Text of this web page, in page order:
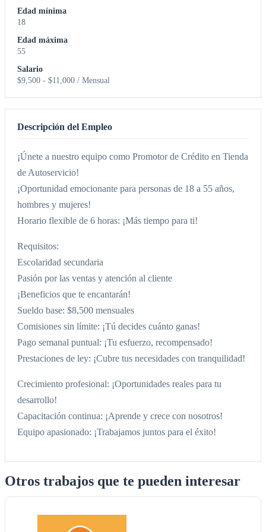
Edad mínima
18
Edad máxima
55
Salario
$9,500 - $11,000 / Mensual
Descripción del Empleo
¡Únete a nuestro equipo como Promotor de Crédito en Tienda
de Autoservicio!
¡Oportunidad emocionante para personas de 18 a 55 años,
hombres y mujeres!
Horario flexible de 6 horas: ¡Más tiempo para ti!
Requisitos:
Escolaridad secundaria
Pasión por las ventas y atención al cliente
¡Beneficios que te encantarán!
Sueldo base: $8,500 mensuales
Comisiones sin límite: ¡Tú decides cuánto ganas!
Pago semanal puntual: ¡Tu esfuerzo, recompensado!
Prestaciones de ley: ¡Cubre tus necesidades con tranquilidad!
Crecimiento profesional: ¡Oportunidades reales para tu
desarrollo!
Capacitación continua: ¡Aprende y crece con nosotros!
Equipo apasionado: ¡Trabajamos juntos para el éxito!
Otros trabajos que te pueden interesar